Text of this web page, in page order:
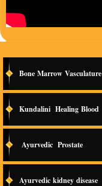
Bone Marrow Vasculature
Kundalini Healing Blood
Ayurvedic Prostate
Ayurvedic kidney disease